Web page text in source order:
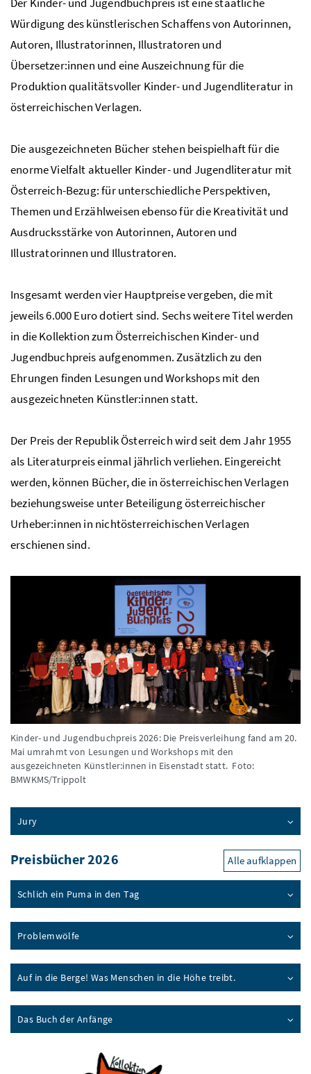
Würdigung des künstlerischen Schaffens von Autorinnen,
Autoren, Illustratorinnen, Illustratoren und
Übersetzer:innen und eine Auszeichnung für die
Produktion qualitätsvoller Kinder- und Jugendliteratur in
österreichischen Verlagen.
Die ausgezeichneten Bücher stehen beispielhaft für die
enorme Vielfalt aktueller Kinder- und Jugendliteratur mit
Österreich-Bezug: für unterschiedliche Perspektiven,
Themen und Erzählweisen ebenso für die Kreativität und
Ausdrucksstärke von Autorinnen, Autoren und
Illustratorinnen und Illustratoren.
Insgesamt werden vier Hauptpreise vergeben, die mit
jeweils 6.000 Euro dotiert sind. Sechs weitere Titel werden
in die Kollektion zum Österreichischen Kinder- und
Jugendbuchpreis aufgenommen. Zusätzlich zu den
Ehrungen finden Lesungen und Workshops mit den
ausgezeichneten Künstler:innen statt.
Der Preis der Republik Österreich wird seit dem Jahr 1955
als Literaturpreis einmal jährlich verliehen. Eingereicht
werden, können Bücher, die in österreichischen Verlagen
beziehungsweise unter Beteiligung österreichischer
Urheber:innen in nichtösterreichischen Verlagen
erschienen sind.
Kinder- und Jugendbuchpreis 2026: Die Preisverleihung fand am 20.
Mai umrahmt von Lesungen und Workshops mit den
ausgezeichneten Künstler:innen in Eisenstadt statt. Foto:
BMWKMS/Trippolt
Jury
Preisbücher 2026 Alle aufklappen
Schlich ein Puma in den Tag
Problemwölfe
Auf in die Berge! Was Menschen in die Höhe treibt.
Das Buch der Anfänge